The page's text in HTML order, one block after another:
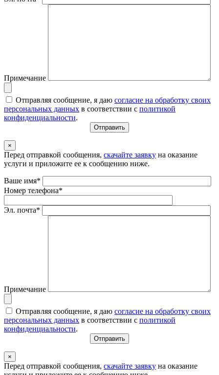
Примечание
Отправляя сообщение, я даю согласие на обработку своих
персональных данных в соответствии с политикой
конфиденциальности.
×
Перед отправкой сообщения, скачайте заявку на оказание
услуги и приложите ее к сообщению ниже.
Ваше имя*
Номер телефона*
Эл. почта*
Примечание
Отправляя сообщение, я даю согласие на обработку своих
персональных данных в соответствии с политикой
конфиденциальности.
×
Перед отправкой сообщения, скачайте заявку на оказание